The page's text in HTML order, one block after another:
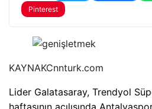
Pinterest
KAYNAKCnnturk.com
Lider Galatasaray, Trendyol
haftasının açılışında